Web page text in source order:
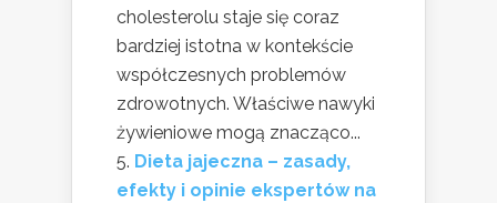
cholesterolu staje się coraz
bardziej istotna w kontekście
współczesnych problemów
zdrowotnych. Właściwe nawyki
żywieniowe mogą znacząco...
Dieta jajeczna – zasady,
efekty i opinie ekspertów na